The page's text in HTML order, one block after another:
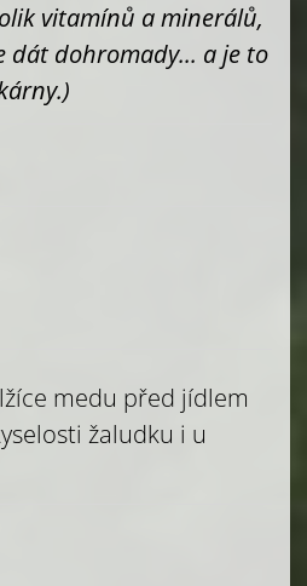
vitamínů a minerálů,
dát dohromady... a je to
medu před jídlem
žaludku i u